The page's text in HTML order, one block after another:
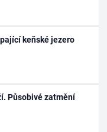
keňské jezero
Působivé zatmění